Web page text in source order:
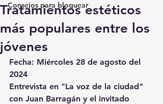
Consejos para bloguear
Tratamientos estéticos
más populares entre los
jóvenes
Fecha: Miércoles 28 de agosto del
2024
Entrevista en "La voz de la ciudad"
con Juan Barragán y el invitado